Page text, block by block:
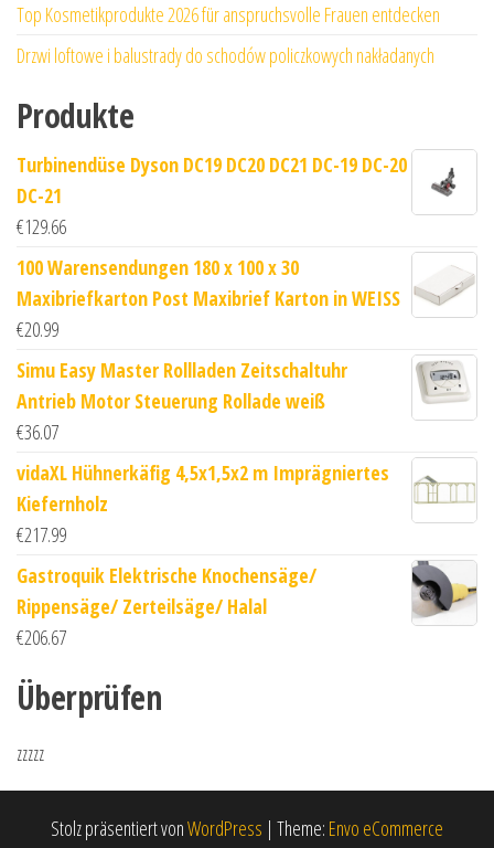
Top Kosmetikprodukte 2026 für anspruchsvolle Frauen entdecken
Drzwi loftowe i balustrady do schodów policzkowych nakładanych
Produkte
Turbinendüse Dyson DC19 DC20 DC21 DC-19 DC-20
DC-21
€129.66
100 Warensendungen 180 x 100 x 30
Maxibriefkarton Post Maxibrief Karton in WEISS
€20.99
Simu Easy Master Rollladen Zeitschaltuhr
Antrieb Motor Steuerung Rollade weiß
€36.07
vidaXL Hühnerkäfig 4,5x1,5x2 m Imprägniertes
Kiefernholz
€217.99
Gastroquik Elektrische Knochensäge/
Rippensäge/ Zerteilsäge/ Halal
€206.67
Überprüfen
zzzzz
Stolz präsentiert vonWordPress | Theme: Envo eCommerce